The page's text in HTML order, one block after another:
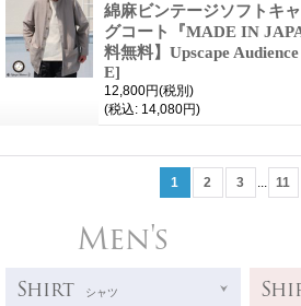
綿麻ビンテージソフトキ
グコート『MADE IN
料無料】Upscape Audience
E]
12,800円(税別)
(税込: 14,080円)
1 2 3 11
Men's
Shirt シャツ